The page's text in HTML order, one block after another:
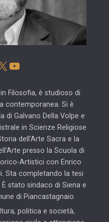
YouTube
Filosofia, è studioso di
contemporanea. Si è
di Galvano Della Volpe e
in Scienze Religiose
dell’Arte Sacra e la
presso la Scuola di
Artistici con Enrico
Sta completando la tesi
stato sindaco di Siena e
di Piancastagnaio.
politica e società,